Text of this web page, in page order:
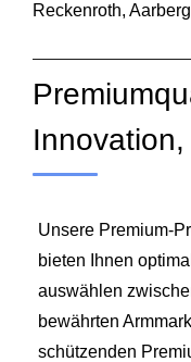
Reckenroth,
Unsere Premium-
bieten Ihnen
auswählen
bewährten
schützenden